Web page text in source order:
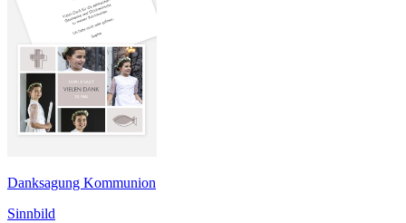
Danksagung Kommunion
Sinnbild